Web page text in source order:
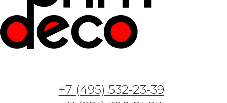
+7 (495) 532-23-39
Фотообои и фрески — Арт. VO0129 — Окно в